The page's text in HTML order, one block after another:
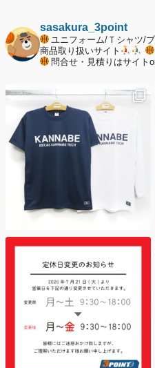
sasakura_3point
ユニフォーム/Ｔシャツ/
商品取り扱いサイト
問合せ・見積りはサイト